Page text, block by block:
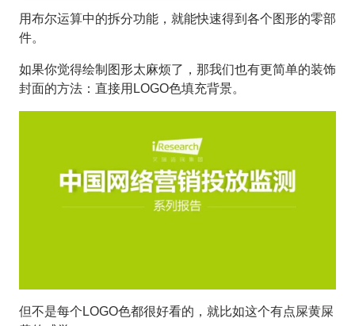
用布尔运算中的拆分功能，就能快速得到各个图形的零部
件。
如果你觉得绘制图形太麻烦了，那我们也有更简单的装饰
封面的方法：直接用LOGO色填充背景。
但不是每个LOGO色都很好看的，就比如这个有点屎黄屎